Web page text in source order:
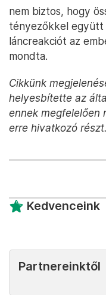
nem biztos, hogy
tényezőkkel együtt
láncreakciót az
mondta.
Cikkünk
helyesbítette az
ennek megfelelően
erre hivatkozó részt.
Kedvenceink
Partnereinktől